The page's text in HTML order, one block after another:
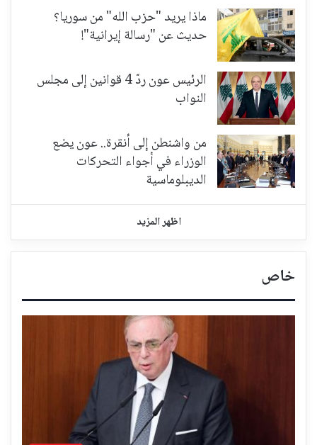
ماذا يريد "حزب الله" من سوريا؟
حديث عن "رسالة إيرانية"!
الرئيس عون ردّ 4 قوانين إلى مجلس
النواب
من واشنطن إلى أنقرة.. عون يضع
الوزراء في أجواء التحركات
الديبلوماسية
اظهر المزيد
خاص